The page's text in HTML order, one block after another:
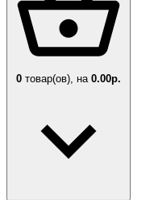
0 товар(ов), на 0.00р.